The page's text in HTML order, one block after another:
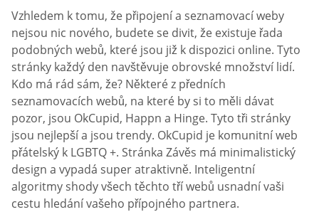
Vzhledem k tomu, že připojení a seznamovací weby
nejsou nic nového, budete se divit, že existuje řada
podobných webů, které jsou již k dispozici online. Tyto
stránky každý den navštěvuje obrovské množství lidí.
Kdo má rád sám, že? Některé z předních
seznamovacích webů, na které by si to měli dávat
pozor, jsou OkCupid, Happn a Hinge. Tyto tři stránky
jsou nejlepší a jsou trendy. OkCupid je komunitní web
přátelský k LGBTQ +. Stránka Závěs má minimalistický
design a vypadá super atraktivně. Inteligentní
algoritmy shody všech těchto tří webů usnadní vaši
cestu hledání vašeho přípojného partnera.